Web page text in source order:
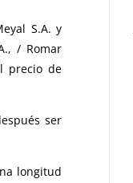
S.A. y
/ Romar
precio de
ser
longitud